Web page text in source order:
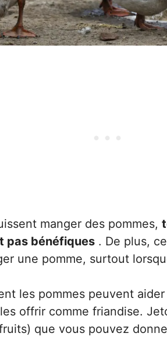
manger des pommes,
pas bénéfiques . De plus,
une pomme, surtout
les pommes peuvent
offrir comme friandise.
que vous pouvez